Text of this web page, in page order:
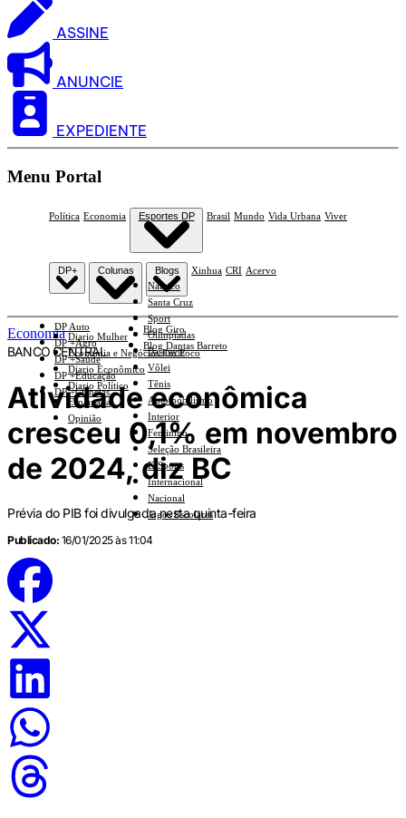
ASSINE
ANUNCIE
EXPEDIENTE
Menu Portal
Política Economia Esportes DP
Náutico
Santa Cruz
Sport
Olimpíadas
Basquete
Vôlei
Tênis
Automobilismo
Interior
Feminino
Seleção Brasileira
E-Sports
Internacional
Nacional
Jogos Escolares
Brasil Mundo Vida Urbana Viver
DP+
DP Auto
DP +Agro
DP +Saúde
DP +Educação
DP +Ciências
Colunas
Diario Mulher
Economia e Negócios Em Foco
Diario Econômico
Diario Político
Esplanada
Opinião
Blogs
Blog Giro
Blog Dantas Barreto
Xinhua CRI Acervo
Economia
BANCO CENTRAL
Atividade econômica
cresceu 0,1% em novembro
de 2024, diz BC
Prévia do PIB foi divulgada nesta quinta-feira
Publicado: 16/01/2025 às 11:04